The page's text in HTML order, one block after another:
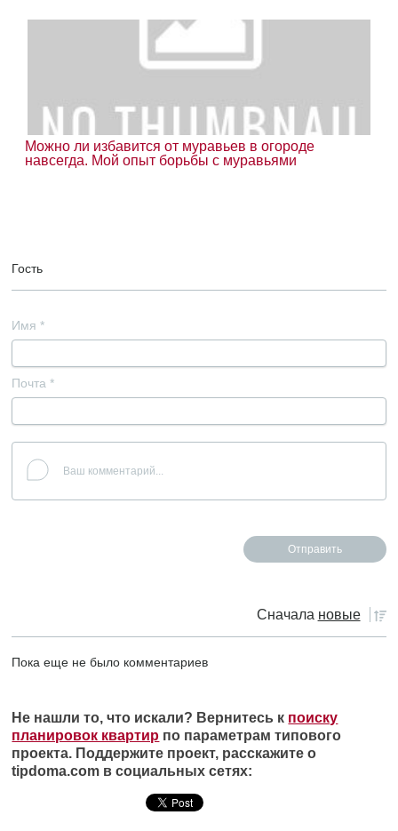
Можно ли избавится от муравьев в огороде
навсегда. Мой опыт борьбы с муравьями
Гость
Имя *
Почта *
Сначала новые
Пока еще не было комментариев
Не нашли то, что искали? Вернитесь к поиску
планировок квартир по параметрам типового
проекта. Поддержите проект, расскажите о
tipdoma.com в социальных сетях: